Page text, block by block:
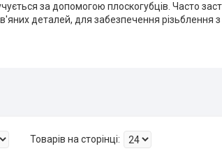
за допомогою плоскогубців. Часто
деталей, для забезпечення різьблення з